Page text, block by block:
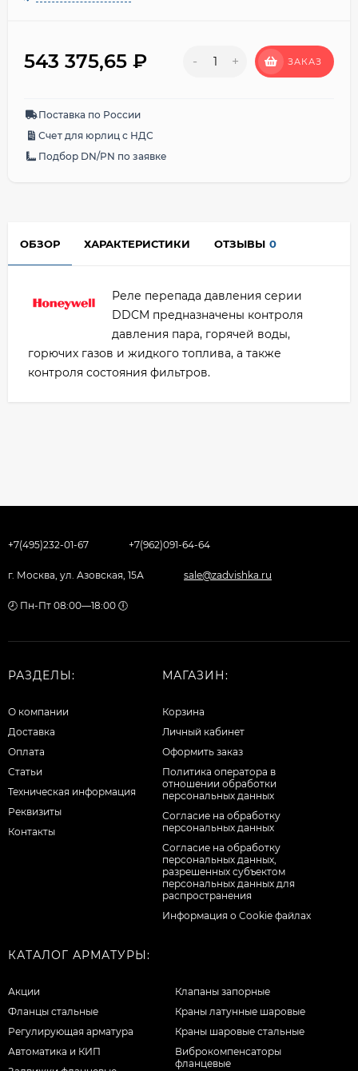
543 375,65 ₽ - + ЗАКАЗ
Поставка по России
Счет для юрлиц с НДС
Подбор DN/PN по заявке
ОБЗОР ХАРАКТЕРИСТИКИ ОТЗЫВЫ 0
Реле перепада давления серии
DDCM предназначены контроля
давления пара, горячей воды,
горючих газов и жидкого топлива, а также
контроля состояния фильтров.
+7(495)232-01-67 +7(962)091-64-64
г. Москва, ул. Азовская, 15А sale@zadvishka.ru
🕗 Пн-Пт 08:00—18:00 🕕
РАЗДЕЛЫ:
О компании
Доставка
Оплата
Статьи
Техническая информация
Реквизиты
Контакты
МАГАЗИН:
Корзина
Личный кабинет
Оформить заказ
Политика оператора в
отношении обработки
персональных данных
Согласие на обработку
персональных данных
Cогласие на обработку
персональных данных,
разрешенных субъектом
персональных данных для
распространения
Информация о Cookie файлах
КАТАЛОГ АРМАТУРЫ:
Акции
Фланцы стальные
Регулирующая арматура
Автоматика и КИП
Клапаны запорные
Краны латунные шаровые
Краны шаровые стальные
Виброкомпенсаторы
фланцевые